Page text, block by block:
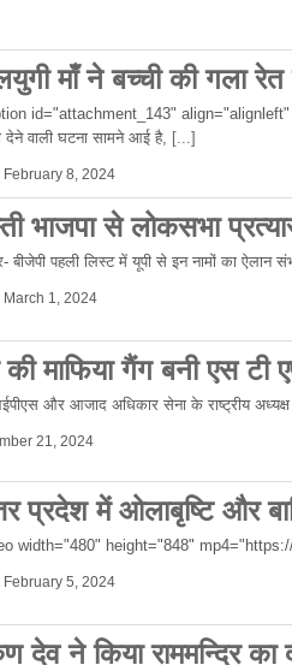
माँ ने बच्ची की गला
id="attachment_143" align="alignleft"
देने वाली घटना सामने आई है, [...]
February 8, 2024
भाजपा से लोकसभा
बीजेपी पहली लिस्ट में यूपी से इन नामों का ऐलान
March 1, 2024
माफिया गैंग बनी एस टी
और आजाद अधिकार सेना के राष्ट्रीय
21, 2024
प्रदेश में ओलाबृष्टि और
width="480" height="848"
February 5, 2024
देव ने किया राममन्दिर का